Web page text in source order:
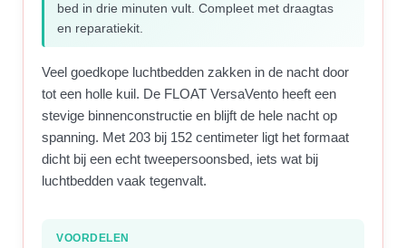
bed in drie minuten vult. Compleet met draagtas
en reparatiekit.
Veel goedkope luchtbedden zakken in de nacht door
tot een holle kuil. De FLOAT VersaVento heeft een
stevige binnenconstructie en blijft de hele nacht op
spanning. Met 203 bij 152 centimeter ligt het formaat
dicht bij een echt tweepersoonsbed, iets wat bij
luchtbedden vaak tegenvalt.
VOORDELEN